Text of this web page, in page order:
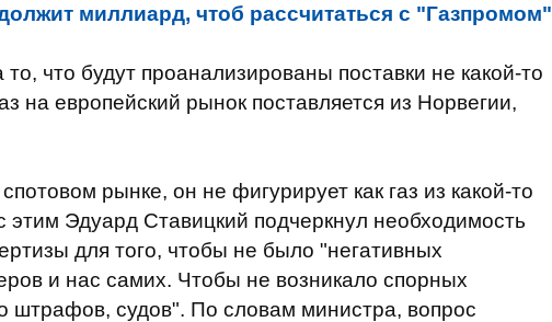
миллиард, чтоб рассчитаться с "Газпромом"
что будут проанализированы поставки не какой-то
на европейский рынок поставляется из Норвегии,
рынке, он не фигурирует как газ из какой-то
этим Эдуард Ставицкий подчеркнул необходимость
для того, чтобы не было "негативных
и нас самих. Чтобы не возникало спорных
штрафов, судов". По словам министра, вопрос